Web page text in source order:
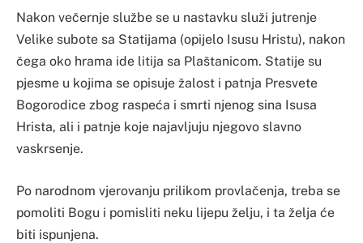
Nakon večernje službe se u nastavku služi jutrenje
Velike subote sa Statijama (opijelo Isusu Hristu), nakon
čega oko hrama ide litija sa Plaštanicom. Statije su
pjesme u kojima se opisuje žalost i patnja Presvete
Bogorodice zbog raspeća i smrti njenog sina Isusa
Hrista, ali i patnje koje najavljuju njegovo slavno
vaskrsenje.
Po narodnom vjerovanju prilikom provlačenja, treba se
pomoliti Bogu i pomisliti neku lijepu želju, i ta želja će
biti ispunjena.